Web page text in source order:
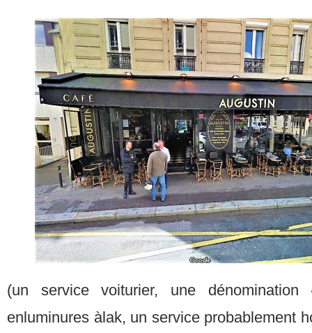
(un service voiturier, une
enluminures àlak, un service probablement